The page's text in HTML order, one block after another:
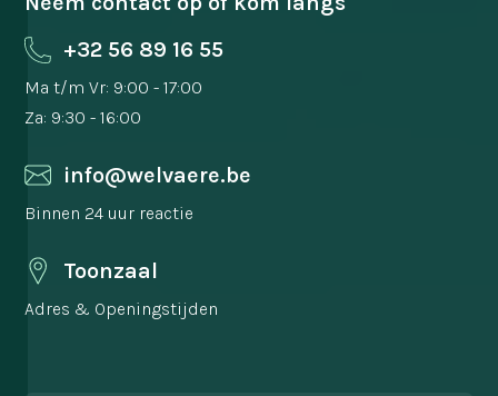
+32 56 89 16 55
Ma t/m Vr: 9:00 - 17:00
Za: 9:30 - 16:00
info@welvaere.be
Binnen 24 uur reactie
Toonzaal
Adres & Openingstijden